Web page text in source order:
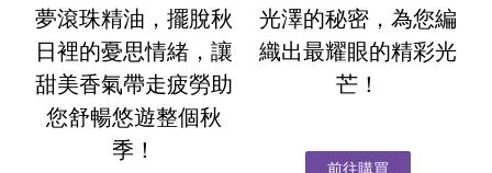
夢滾珠精油，擺脫秋
日裡的憂思情緒，讓
甜美香氣帶走疲勞助
您舒暢悠遊整個秋
季！
光澤的秘密，為您編
織出最耀眼的精彩光
芒！